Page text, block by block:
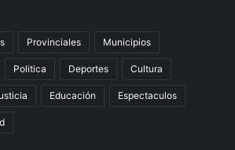
Provinciales Municipios
Politica Deportes Cultura
Educación Espectaculos